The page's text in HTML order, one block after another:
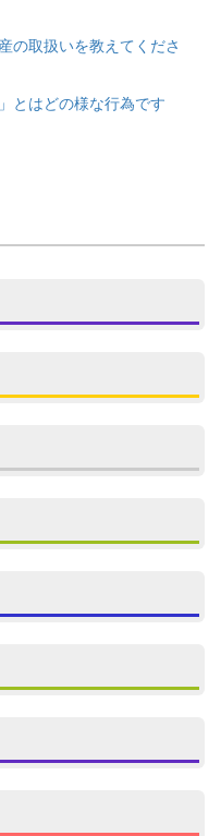
の取扱いを教えてくださ
とはどの様な行為です